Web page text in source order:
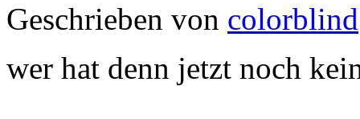
Geschrieben von colorblind
wer hat denn jetzt noch